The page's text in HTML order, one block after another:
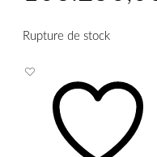
Rupture de stock